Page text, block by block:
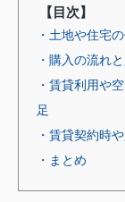
【目次】
・土地や住宅
・購入の流れ
・賃貸利用や
足
・賃貸契約時
・まとめ